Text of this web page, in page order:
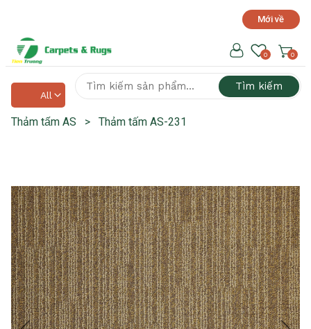
Tìm kiếm
0
0
All
Mới về
Thảm tấm AS > Thảm tấm AS-231